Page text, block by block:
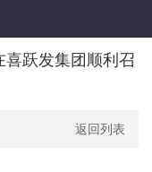
跃发集团顺利召
返回列表